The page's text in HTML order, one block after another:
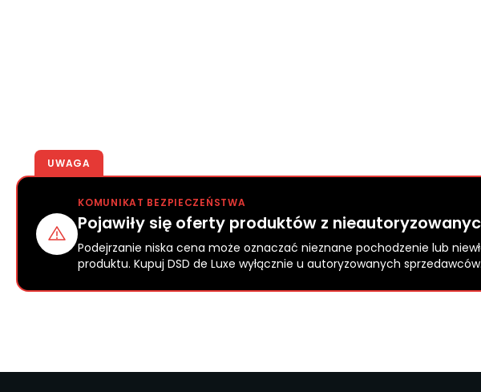
UWAGA
KOMUNIKAT BEZPIECZEŃSTWA
Pojawiły się oferty produktów z
Podejrzanie niska cena może oznaczać nieznane pochodzenie lub
produktu. Kupuj DSD de Luxe wyłącznie u autoryzowanych sprzedawców.